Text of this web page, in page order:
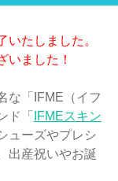
たしました。
いました！
な「IFME（イフ
ド「
IFMEスキン
ューズやプレシ
出産祝いやお誕